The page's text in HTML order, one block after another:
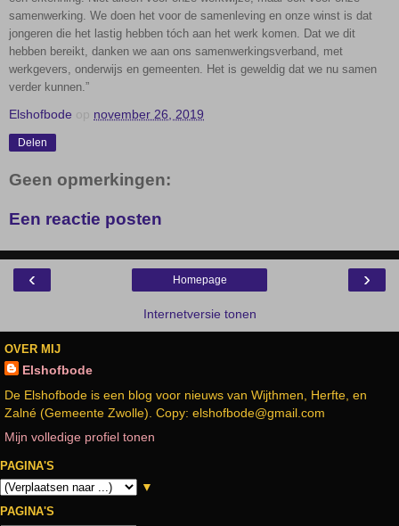
samenwerking. We doen het voor de samenleving en onze winst is dat
jongeren die het lastig hebben tóch aan het werk komen. Dat we dit
hebben bereikt, danken we aan ons samenwerkingsverband, met
werkgevers, onderwijs en gemeenten. Het is geweldig dat we nu samen
verder kunnen.”
Elshofbode op november 26, 2019
Delen
Geen opmerkingen:
Een reactie posten
‹ ›
Homepage
Internetversie tonen
OVER MIJ
Elshofbode
De Elshofbode is een blog voor nieuws van Wijthmen, Herfte, en
Zalné (Gemeente Zwolle). Copy: elshofbode@gmail.com
Mijn volledige profiel tonen
PAGINA'S
▼
PAGINA'S